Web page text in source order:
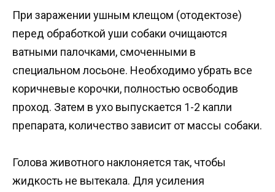
При заражении ушным клещом (отодектозе)
перед обработкой уши собаки очищаются
ватными палочками, смоченными в
специальном лосьоне. Необходимо убрать все
коричневые корочки, полностью освободив
проход. Затем в ухо выпускается 1-2 капли
препарата, количество зависит от массы собаки.
Голова животного наклоняется так, чтобы
жидкость не вытекала. Для усиления